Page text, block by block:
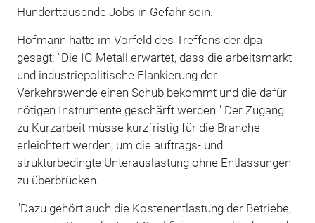
Hunderttausende Jobs in Gefahr sein.
Hofmann hatte im Vorfeld des Treffens der dpa
gesagt: "Die IG Metall erwartet, dass die arbeitsmarkt-
und industriepolitische Flankierung der
Verkehrswende einen Schub bekommt und die dafür
nötigen Instrumente geschärft werden." Der Zugang
zu Kurzarbeit müsse kurzfristig für die Branche
erleichtert werden, um die auftrags- und
strukturbedingte Unterauslastung ohne Entlassungen
zu überbrücken.
"Dazu gehört auch die Kostenentlastung der Betriebe,